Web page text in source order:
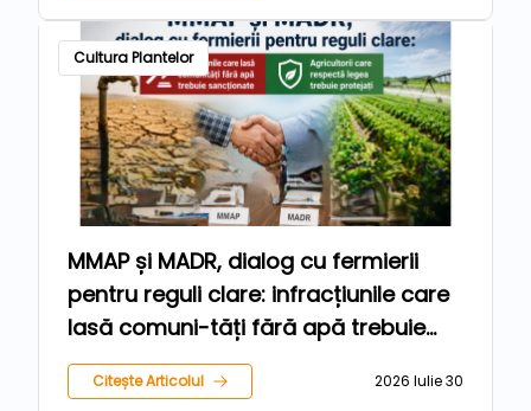
Cultura Plantelor
MMAP și MADR, dialog cu fermierii
pentru reguli clare: infracțiunile care
lasă comuni-tăți fără apă trebuie
sancționate, iar agricultorii care
respectă legea trebuie protejați
Citește Articolul 2026 Iulie 30